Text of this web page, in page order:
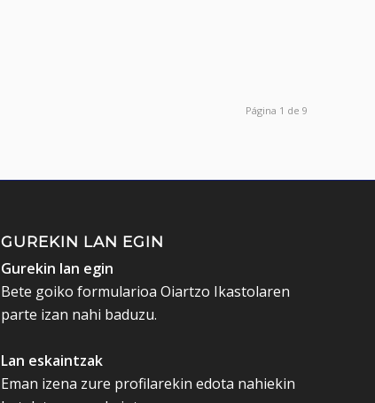
Página 1 de 9
GUREKIN LAN EGIN
Gurekin lan egin
Bete goiko formularioa Oiartzo Ikastolaren
parte izan nahi baduzu.
Lan eskaintzak
Eman izena zure profilarekin edota nahiekin